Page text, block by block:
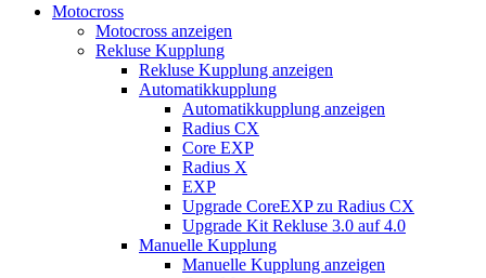
Motocross
Motocross anzeigen
Rekluse Kupplung
Rekluse Kupplung anzeigen
Automatikkupplung
Automatikkupplung anzeigen
Radius CX
Core EXP
Radius X
EXP
Upgrade CoreEXP zu Radius CX
Upgrade Kit Rekluse 3.0 auf 4.0
Manuelle Kupplung
Manuelle Kupplung anzeigen